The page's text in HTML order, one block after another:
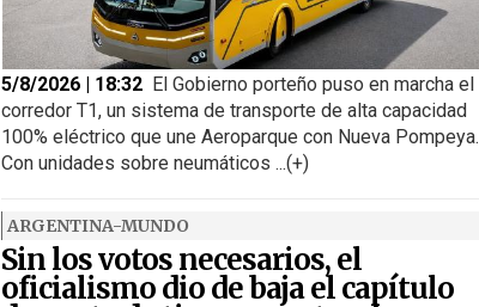
5/8/2026 | 18:32 El Gobierno porteño puso en marcha el
corredor T1, un sistema de transporte de alta capacidad
100% eléctrico que une Aeroparque con Nueva Pompeya.
Con unidades sobre neumáticos ...(+)
ARGENTINA-MUNDO
Sin los votos necesarios, el
oficialismo dio de baja el capítulo